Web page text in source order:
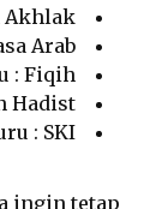
Akhlak
Arab
: Fiqih
Hadist
: SKI
ingin tetap